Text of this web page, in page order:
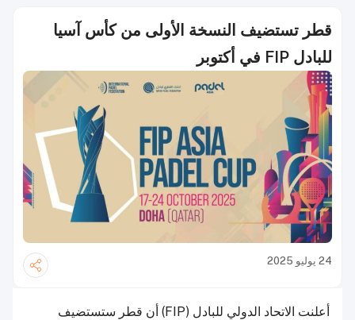
قطر تستضيف النسخة الأولى من كأس آسيا
للبادل FIP في أكتوبر
24 يوليو 2025
أعلنت الاتحاد الدولي للبادل (FIP) أن قطر ستستضيف